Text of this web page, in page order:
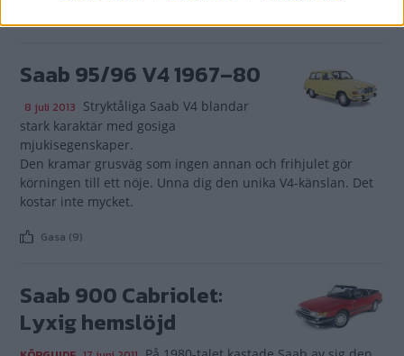
Saab 95/96 V4 1967–80
8 juli 2013 Stryktåliga Saab V4 blandar
stark karaktär med gosiga
mjukisegenskaper.
Den kramar grusväg som ingen annan och frihjulet gör
körningen till ett nöje. Unna dig den unika V4-känslan. Det
kostar inte mycket.
Gasa (9)
Saab 900 Cabriolet:
Lyxig hemslöjd